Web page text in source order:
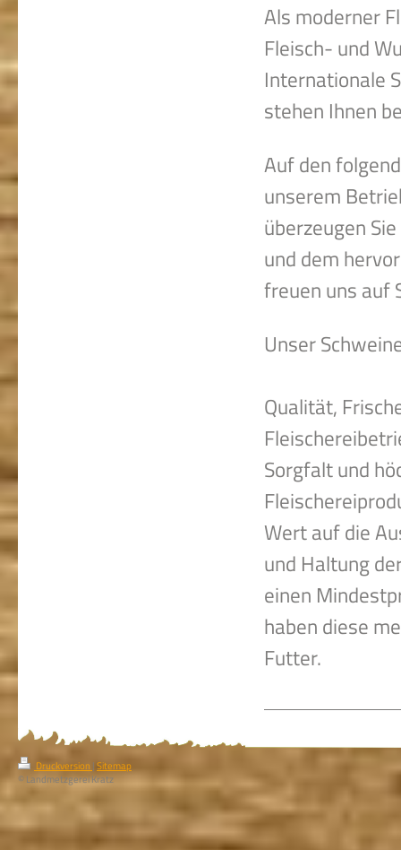
Als moderner
Fleisch- und
Internationale
stehen Ihnen
Auf den
unserem
überzeugen
und dem
freuen uns auf
Unser
Qualität,
Sorgfalt und
Wert auf die
und Haltung
einen
haben diese
Futter.
Druckversion |Sitemap
© Landmetzgerei Kratz